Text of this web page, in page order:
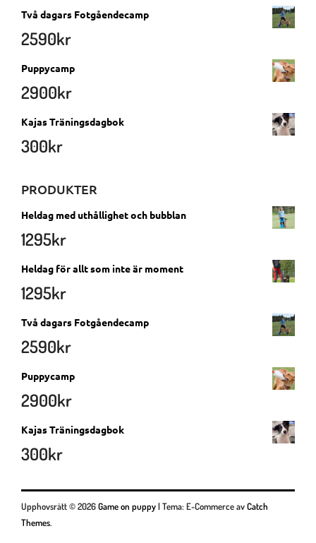
Två dagars Fotgåendecamp
2590kr
Puppycamp
2900kr
Kajas Träningsdagbok
300kr
PRODUKTER
Heldag med uthållighet och bubblan
1295kr
Heldag för allt som inte är moment
1295kr
Två dagars Fotgåendecamp
2590kr
Puppycamp
2900kr
Kajas Träningsdagbok
300kr
Upphovsrätt © 2026Game on puppy|Tema: E-Commerce avCatch
Themes.